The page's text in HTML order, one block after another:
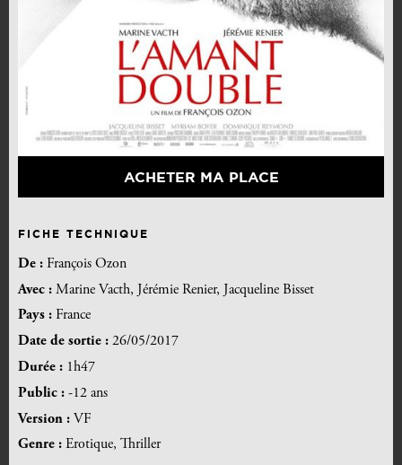
ACHETER MA PLACE
FICHE TECHNIQUE
De : François Ozon
Avec : Marine Vacth, Jérémie Renier, Jacqueline Bisset
Pays : France
Date de sortie : 26/05/2017
Durée : 1h47
Public : -12 ans
Version : VF
Genre : Erotique, Thriller